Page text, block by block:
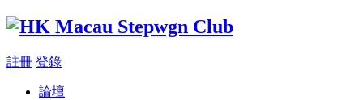
註冊 登錄
論壇